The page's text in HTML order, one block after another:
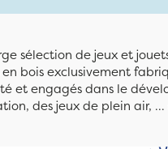
sélection de jeux et
bois exclusivement
et engagés dans le
des jeux de plein air,